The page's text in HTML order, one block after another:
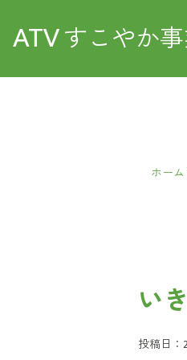
ATVすこやか
ホーム
い
投稿日：